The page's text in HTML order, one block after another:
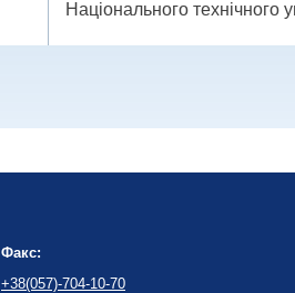
Національного технічного
Факс:
+38(057)-704-10-70